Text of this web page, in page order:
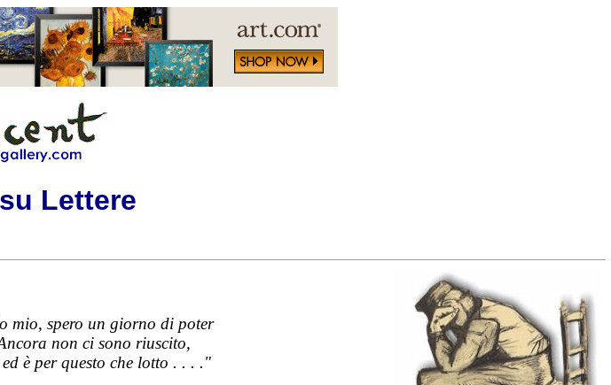
Lettere
mio, spero un giorno di poter
non ci sono riuscito,
è per questo che lotto . . . ."